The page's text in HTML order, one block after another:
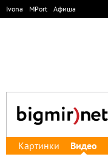
Ivona MPort Афиша
Картинки Видео